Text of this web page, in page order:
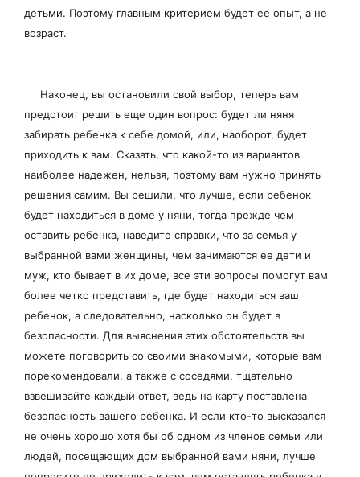
детьми. Поэтому главным критерием будет ее опыт, а не
возраст.
Наконец, вы остановили свой выбор, теперь вам
предстоит решить еще один вопрос: будет ли няня
забирать ребенка к себе домой, или, наоборот, будет
приходить к вам. Сказать, что какой-то из вариантов
наиболее надежен, нельзя, поэтому вам нужно принять
решения самим. Вы решили, что лучше, если ребенок
будет находиться в доме у няни, тогда прежде чем
оставить ребенка, наведите справки, что за семья у
выбранной вами женщины, чем занимаются ее дети и
муж, кто бывает в их доме, все эти вопросы помогут вам
более четко представить, где будет находиться ваш
ребенок, а следовательно, насколько он будет в
безопасности. Для выяснения этих обстоятельств вы
можете поговорить со своими знакомыми, которые вам
порекомендовали, а также с соседями, тщательно
взвешивайте каждый ответ, ведь на карту поставлена
безопасность вашего ребенка. И если кто-то высказался
не очень хорошо хотя бы об одном из членов семьи или
людей, посещающих дом выбранной вами няни, лучше